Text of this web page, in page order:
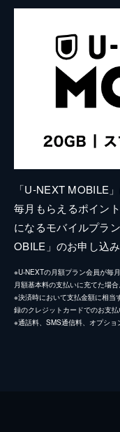
「U-NEXT MOBILE
毎月もらえるポイン
になるモバイルプラ
OBILE」のお申し込
※U-NEXTの月額プラン会員が毎
月額基本料の支払いに充てた場合。
※決済時において支払金額に相当
録のクレジットカードでのお支払
※通話料、SMS通信料、オプショ